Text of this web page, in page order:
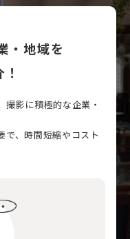
・地域を
影に積極的な企業・
で、時間短縮やコスト